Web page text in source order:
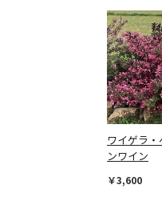
ワイゲラ
ンワイン
￥3,600